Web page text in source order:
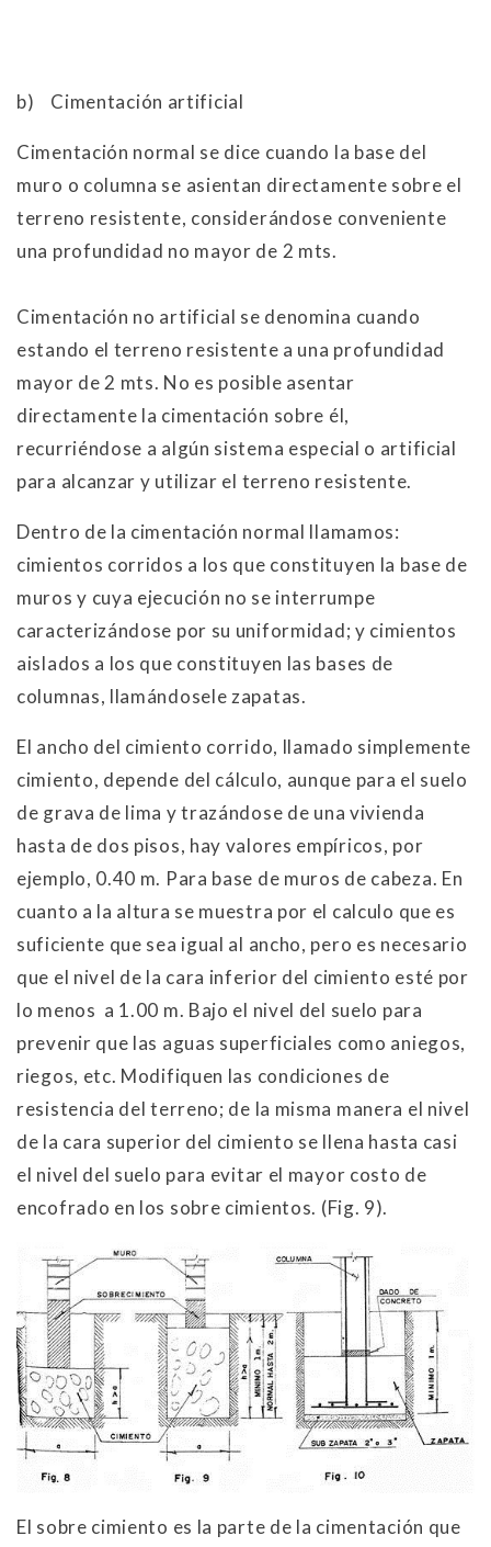
b) Cimentación artificial
Cimentación normal se dice cuando la base del
muro o columna se asientan directamente sobre el
terreno resistente, considerándose conveniente
una profundidad no mayor de 2 mts.
Cimentación no artificial se denomina cuando
estando el terreno resistente a una profundidad
mayor de 2 mts. No es posible asentar
directamente la cimentación sobre él,
recurriéndose a algún sistema especial o artificial
para alcanzar y utilizar el terreno resistente.
Dentro de la cimentación normal llamamos:
cimientos corridos a los que constituyen la base de
muros y cuya ejecución no se interrumpe
caracterizándose por su uniformidad; y cimientos
aislados a los que constituyen las bases de
columnas, llamándosele zapatas.
El ancho del cimiento corrido, llamado simplemente
cimiento, depende del cálculo, aunque para el suelo
de grava de lima y trazándose de una vivienda
hasta de dos pisos, hay valores empíricos, por
ejemplo, 0.40 m. Para base de muros de cabeza. En
cuanto a la altura se muestra por el calculo que es
suficiente que sea igual al ancho, pero es necesario
que el nivel de la cara inferior del cimiento esté por
lo menos a 1.00 m. Bajo el nivel del suelo para
prevenir que las aguas superficiales como aniegos,
riegos, etc. Modifiquen las condiciones de
resistencia del terreno; de la misma manera el nivel
de la cara superior del cimiento se llena hasta casi
el nivel del suelo para evitar el mayor costo de
encofrado en los sobre cimientos. (Fig. 9).
El sobre cimiento es la parte de la cimentación que